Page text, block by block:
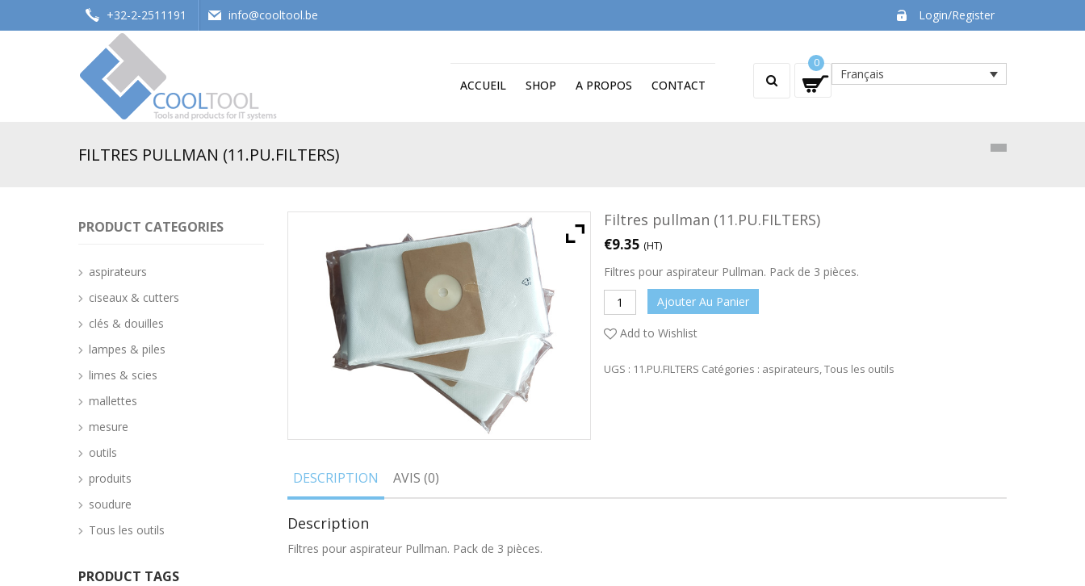
+32-2-2511191 info@cooltool.be Login/Register
Français
0
ACCUEIL SHOP A PROPOS CONTACT
FILTRES PULLMAN (11.PU.FILTERS)
Filtres pullman (11.PU.FILTERS)
€9.35 (HT)
Filtres pour aspirateur Pullman. Pack de 3 pièces.
Ajouter Au Panier
Add to Wishlist
UGS : 11.PU.FILTERS Catégories : aspirateurs,Tous les outils
DESCRIPTION AVIS (0)
Description
Filtres pour aspirateur Pullman. Pack de 3 pièces.
PRODUCT CATEGORIES
aspirateurs
ciseaux & cutters
clés & douilles
lampes & piles
limes & scies
mallettes
mesure
outils
produits
soudure
Tous les outils
PRODUCT TAGS